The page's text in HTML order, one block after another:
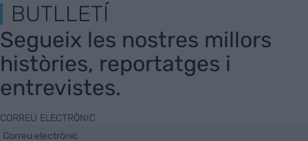
BUTLLETÍ
Segueix les nostres millors
històries, reportatges i
entrevistes.
CORREU ELECTRÒNIC